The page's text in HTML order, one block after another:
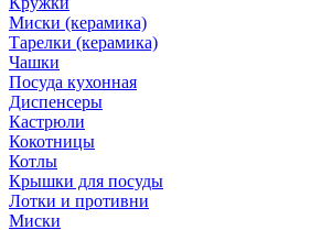
Миски (керамика)
Тарелки (керамика)
Чашки
Посуда кухонная
Диспенсеры
Кастрюли
Кокотницы
Котлы
Крышки для посуды
Лотки и противни
Миски